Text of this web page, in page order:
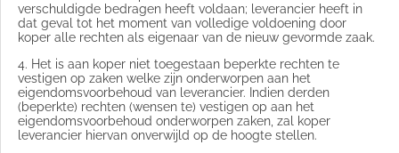
verschuldigde bedragen heeft voldaan; leverancier heeft in
dat geval tot het moment van volledige voldoening door
koper alle rechten als eigenaar van de nieuw gevormde zaak.
4. Het is aan koper niet toegestaan beperkte rechten te
vestigen op zaken welke zijn onderworpen aan het
eigendomsvoorbehoud van leverancier. Indien derden
(beperkte) rechten (wensen te) vestigen op aan het
eigendomsvoorbehoud onderworpen zaken, zal koper
leverancier hiervan onverwijld op de hoogte stellen.